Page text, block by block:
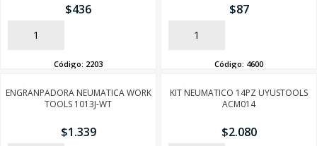
$436
AÑADIR
Código: 2203
$87
AÑADIR
Código: 4600
ENGRANPADORA NEUMATICA WORK
TOOLS 1013J-WT
$1.339
KIT NEUMATICO 14PZ UYUSTOOLS
ACM014
$2.080